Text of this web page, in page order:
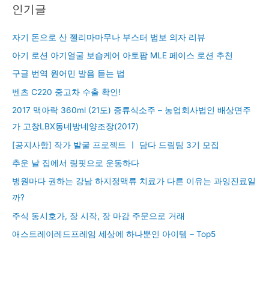
인기글
자기 돈으로 산 젤리마마무나 부스터 범보 의자 리뷰
아기 로션 아기얼굴 보습케어 아토팜 MLE 페이스 로션 추천
구글 번역 원어민 발음 듣는 법
벤츠 C220 중고차 수출 확인!
2017 맥아락 360ml (21도) 증류식소주 – 농업회사법인 배상면주
가 고창LBX동네방네양조장(2017)
[공지사항] 작가 발굴 프로젝트 ㅣ 담다 드림팀 3기 모집
추운 날 집에서 링핏으로 운동하다
병원마다 권하는 강남 하지정맥류 치료가 다른 이유는 과잉진료일
까?
주식 동시호가, 장 시작, 장 마감 주문으로 거래
애스트레이레드프레임 세상에 하나뿐인 아이템 – Top5